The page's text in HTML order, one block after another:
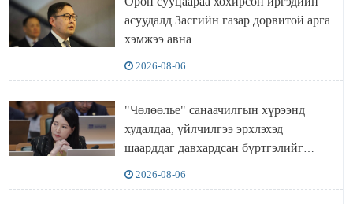
асуудалд Засгийн газар дорвитой арга
хэмжээ авна
2026-08-06
"Чөлөөлье" санаачилгын хүрээнд
худалдаа, үйлчилгээ эрхлэхэд
шаарддаг давхардсан бүртгэлийг
2026-08-06